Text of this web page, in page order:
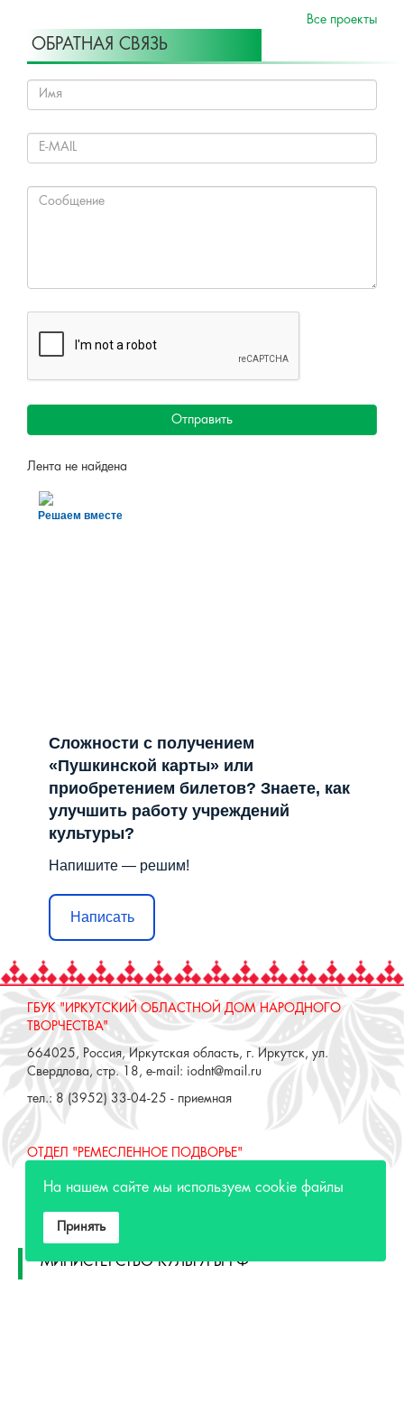
Все проекты
ОБРАТНАЯ СВЯЗЬ
Отправить
Лента не найдена
Решаем вместе
Сложности с получением
«Пушкинской карты» или
приобретением билетов? Знаете, как
улучшить работу учреждений
культуры?
Напишите — решим!
Написать
ГБУК "ИРКУТСКИЙ ОБЛАСТНОЙ ДОМ НАРОДНОГО
ТВОРЧЕСТВА"
664025, Россия, Иркутская область, г. Иркутск, ул.
Свердлова, стр. 18, e-mail: iodnt@mail.ru
тел.: 8 (3952) 33-04-25 - приемная
ОТДЕЛ "РЕМЕСЛЕННОЕ ПОДВОРЬЕ"
664025, Россия, Иркутская область, г. Иркутск, ул. 3 июля,
тел.: 8 (3952) 48-71-30
МИНИСТЕРСТВО КУЛЬТУРЫ РФ
На нашем сайте мы используем cookie файлы
Принять